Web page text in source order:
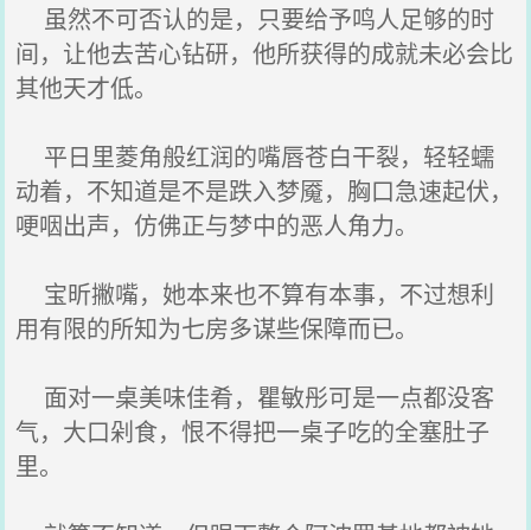
虽然不可否认的是，只要给予鸣人足够的时
间，让他去苦心钻研，他所获得的成就未必会比
其他天才低。
平日里菱角般红润的嘴唇苍白干裂，轻轻蠕
动着，不知道是不是跌入梦魇，胸口急速起伏，
哽咽出声，仿佛正与梦中的恶人角力。
宝昕撇嘴，她本来也不算有本事，不过想利
用有限的所知为七房多谋些保障而已。
面对一桌美味佳肴，瞿敏彤可是一点都没客
气，大口剁食，恨不得把一桌子吃的全塞肚子
里。